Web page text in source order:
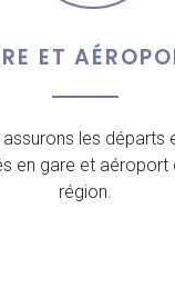
ET
assurons les départs
en gare et aéroport
région.